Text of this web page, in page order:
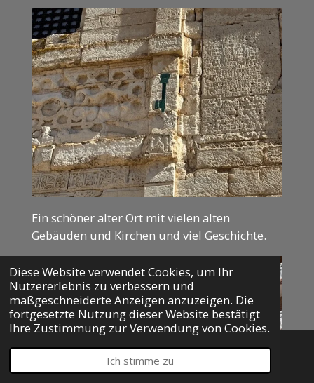
Diese Website verwendet Cookies, um Ihr
Nutzererlebnis zu verbessern und
maßgeschneiderte Anzeigen anzuzeigen. Die
fortgesetzte Nutzung dieser Website bestätigt
Ihre Zustimmung zur Verwendung von Cookies.
Ich stimme zu
Ein schöner alter Ort mit vielen alten
Gebäuden und Kirchen und viel Geschichte.
Telefon